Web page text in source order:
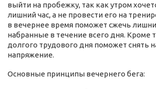
выйти на пробежку, так как утром
лишний час, а не провести его на
в вечернее время поможет сжечь
набранные в течение всего дня. Кроме
долгого трудового дня поможет снять
напряжение.
Основные принципы вечернего бега: